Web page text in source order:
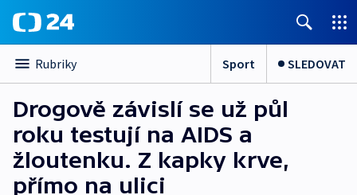
Rubriky Sport SLEDOVAT
Drogově závislí se už půl
roku testují na AIDS a
žloutenku. Z kapky krve,
přímo na ulici